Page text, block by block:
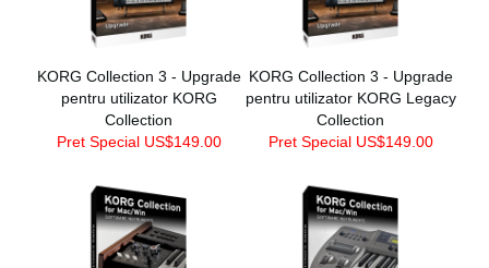
KORG Collection 3 - Upgrade
pentru utilizator KORG
Collection
Pret Special US$149.00
KORG Collection 3 - Upgrade
pentru utilizator KORG Legacy
Collection
Pret Special US$149.00